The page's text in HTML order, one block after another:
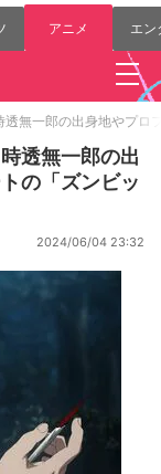
アニメ エン
透無一郎の出身地やプロ
透無一郎の出
の「ズンビッ
2024/06/04 23:32